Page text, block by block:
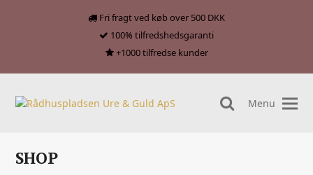
Fri fragt ved køb over 500 DKK
100% tilfredshedsgaranti
+1000 tilfredse kunder
search
Menu
SHOP